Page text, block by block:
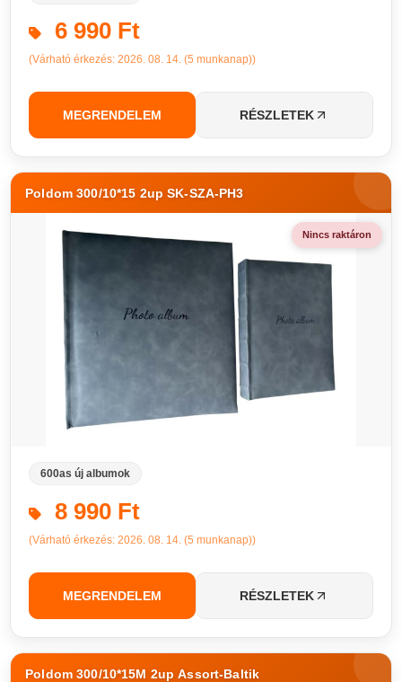
6 990 Ft
(Várható érkezés: 2026. 08. 14. (5 munkanap))
MEGRENDELEM RÉSZLETEK
Poldom 300/10*15 2up SK-SZA-PH3
Nincs raktáron
600as új albumok
8 990 Ft
(Várható érkezés: 2026. 08. 14. (5 munkanap))
MEGRENDELEM RÉSZLETEK
Poldom 300/10*15M 2up Assort-Baltik